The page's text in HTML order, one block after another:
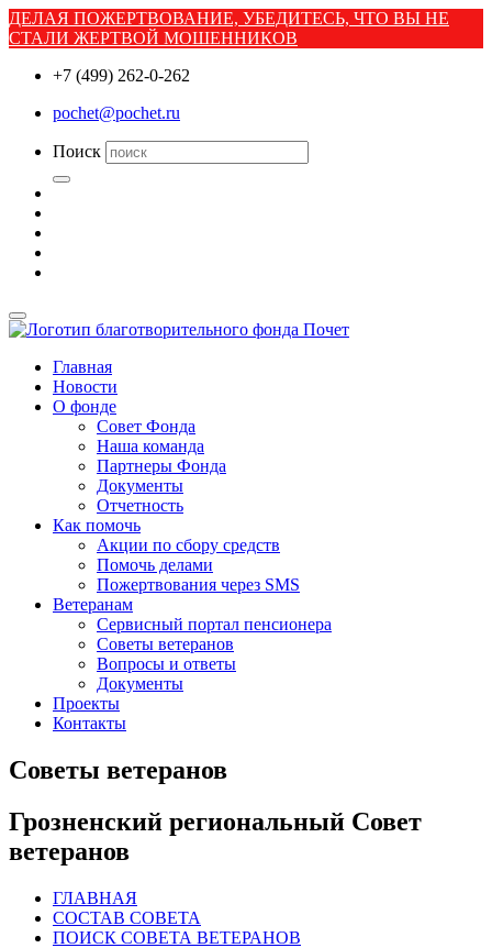
ДЕЛАЯ ПОЖЕРТВОВАНИЕ, УБЕДИТЕСЬ, ЧТО ВЫ НЕ
СТАЛИ ЖЕРТВОЙ МОШЕННИКОВ
+7 (499) 262-0-262
pochet@pochet.ru
Поиск
Главная
Новости
О фонде
Совет Фонда
Наша команда
Партнеры Фонда
Документы
Отчетность
Как помочь
Акции по сбору средств
Помочь делами
Пожертвования через SMS
Ветеранам
Сервисный портал пенсионера
Советы ветеранов
Вопросы и ответы
Документы
Проекты
Контакты
Советы ветеранов
Грозненский региональный Совет
ветеранов
ГЛАВНАЯ
СОСТАВ СОВЕТА
ПОИСК СОВЕТА ВЕТЕРАНОВ